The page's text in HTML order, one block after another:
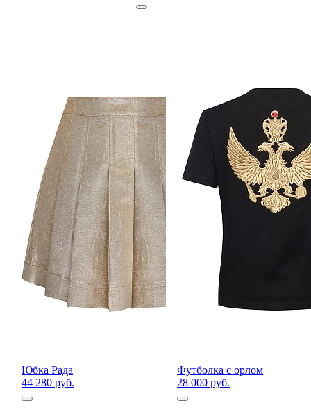
Юбка Рада
44 280 руб.
Футболка с орлом
28 000 руб.